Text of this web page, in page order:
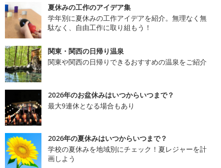
夏休みの工作のアイデア集
学年別に夏休みの工作アイデアを紹介。無理なく無
駄なく、自由工作に取り組もう！
関東・関西の日帰り温泉
関東や関西の日帰りできるおすすめの温泉をご紹介
2026年のお盆休みはいつからいつまで？
最大9連休となる場合もあり
2026年の夏休みはいつからいつまで？
学校の夏休みを地域別にチェック！夏レジャーを計
画しよう